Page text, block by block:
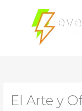
contenido
El Arte y